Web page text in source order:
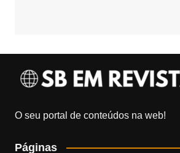
O seu portal de conteúdos na web!
Páginas